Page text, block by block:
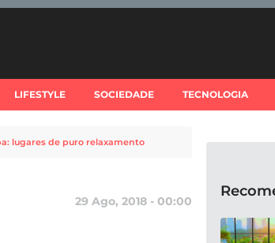
LIFESTYLE SOCIEDADE TECNOLOGIA
lugares de puro relaxamento
29 Ago, 2018 - 00:00